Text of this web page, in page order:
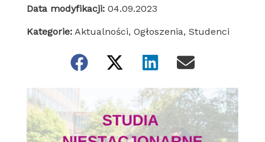
Data modyfikacji: 04.09.2023
Kategorie: Aktualności, Ogłoszenia, Studenci